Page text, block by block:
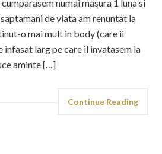
numai masura 1 luna si
de viata am renuntat la
o mai mult in body (care ii
infasat larg pe care il invatasem la
aminte […]
Continue Reading